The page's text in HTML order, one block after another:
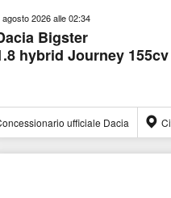
agosto 2026 alle 02:34
Bigster
hybrid Journey
ufficiale Dacia